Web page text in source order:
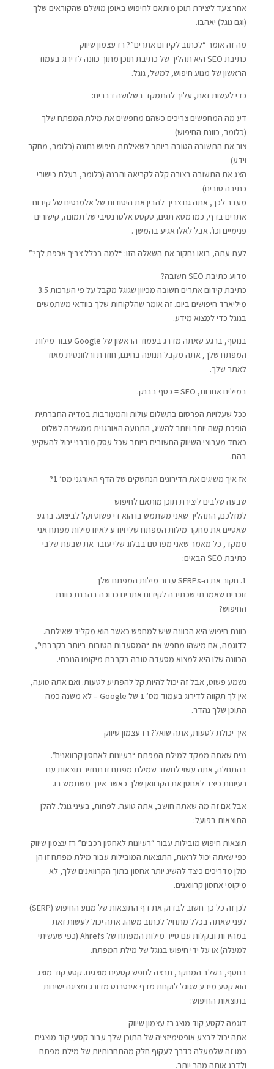
אחר צעד ליצירת תוכן מותאם לחיפוש באופן מושלם שהקוראים שלך
(וגם גוגל) יאהבו.
מה זה אומר “לכתוב לקידום אתרים”? רז עצמון שיווק
כתיבת SEO היא תהליך של כתיבת תוכן מתוך כוונה לדירוג בעמוד
הראשון של מנוע חיפוש, למשל, גוגל.
כדי לעשות זאת, עליך להתמקד בשלושה דברים:
דע מה המחפשים צריכים כשהם מחפשים את מילת המפתח שלך
(כלומר, כוונת החיפוש)
צור את התשובה הטובה ביותר לשאילתת חיפוש נתונה (כלומר, מחקר
וידע)
הצג את התשובה בצורה קלה לקריאה והבנה (כלומר, בעלת כישורי
כתיבה טובים)
מעבר לכך, אתה גם צריך להבין את היסודות של אלמנטים של קידום
אתרים בדף, כמו מטא תגים, טקסט אלטרנטיבי של תמונה, קישורים
פנימיים וכו’. אבל לאלו אגיע בהמשך.
לעת עתה, בואו נחקור את השאלה הזו: “למה בכלל צריך אכפת לך?”
מדוע כתיבת SEO חשובה?
כתיבת קידום אתרים חשובה מכיוון שגוגל מקבל על פי הערכות 3.5
מיליארד חיפושים ביום. זה אומר שהלקוחות שלך בוודאי משתמשים
בגוגל כדי למצוא מידע.
בנוסף, ברגע שאתה מדרג בעמוד הראשון של Google עבור מילות
המפתח שלך, אתה מקבל תנועה בחינם, חוזרת ורלוונטית מאוד
לאתר שלך.
במילים אחרות, SEO = כסף בבנק.
ככל שעלויות הפרסום בתשלום עולות והמעורבות במדיה החברתית
הופכת קשה יותר ויותר להשיג, התנועה האורגנית ממשיכה לשלוט
כאחד מערוצי השיווק החשובים ביותר שכל עסק מודרני יכול להשקיע
בהם.
אז איך משיגים את הדירוגים הנחשקים של הדף האורגני מס’ 1?
שבעה שלבים ליצירת תוכן מותאם לחיפוש
למזלכם, התהליך שאני משתמש בו הוא די פשוט וקל לביצוע. ברגע
שאסיים את מחקר מילות המפתח שלי ויודע לאיזו מילות מפתח אני
ממקד, כל מאמר שאני מפרסם בבלוג שלי עובר את שבעת שלבי
כתיבת SEO הבאים:
1. חקור את ה-SERPs עבור מילות המפתח שלך
זוכרים שאמרתי שכתיבה לקידום אתרים כרוכה בהבנת כוונת
החיפוש?
כוונת חיפוש היא הכוונה שיש למחפש כאשר הוא מקליד שאילתה.
לדוגמה, אם מישהו מחפש את “המסעדות הטובות ביותר בקרבתי”,
הכוונה שלו היא למצוא מסעדה טובה בקרבת מיקומו הנוכחי.
נשמע פשוט, אבל זה יכול להיות קל להפתיע לטעות. ואם אתה טועה,
אין לך תקווה לדירוג בעמוד מס’ 1 של Google – לא משנה כמה
התוכן שלך נהדר.
איך יכולת לטעות, אתה שואל? רז עצמון שיווק
נניח שאתה ממקד למילת המפתח “רעיונות לאחסון קרוואנים”.
בהתחלה, אתה עשוי לחשוב שמילת מפתח זו תחזיר תוצאות עם
רעיונות כיצד לאחסן את הקרוואן שלך כאשר אינך משתמש בו.
אבל אם זה מה שאתה חושב, אתה טועה. לפחות, בעיני גוגל. להלן
התוצאות בפועל:
תוצאות חיפוש מובילות עבור “רעיונות לאחסון רכבים” רז עצמון שיווק
כפי שאתה יכול לראות, התוצאות המובילות עבור מילת מפתח זו הן
כולן מדריכים כיצד להשיג יותר אחסון בתוך הקרוואנים שלך, לא
מיקומי אחסון קרוואנים.
לכן זה כל כך חשוב לבדוק את דף התוצאות של מנוע החיפוש (SERP)
לפני שאתה בכלל מתחיל לכתוב משהו. אתה יכול לעשות זאת
במהירות ובקלות עם סייר מילות המפתח של Ahrefs (כפי שעשיתי
למעלה) או על ידי חיפוש בגוגל של מילת המפתח.
בנוסף, בשלב המחקר, תרצה לחפש קטעים מוצגים. קטע קוד מוצג
הוא קטע מידע שגוגל לוקחת מדף אינטרנט מדורג ומציגה ישירות
בתוצאות החיפוש:
דוגמה לקטע קוד מוצג רז עצמון שיווק
אתה יכול לבצע אופטימיזציה של התוכן שלך עבור קטעי קוד מוצגים
כמו זה שלמעלה כדרך לעקוף חלק מהתחרותיות של מילת מפתח
ולדרג אותה מהר יותר.